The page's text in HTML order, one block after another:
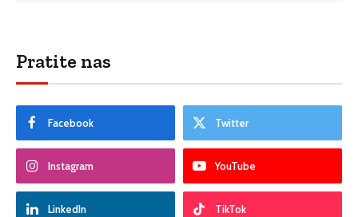
Pratite nas
Facebook Twitter
Instagram YouTube
LinkedIn TikTok